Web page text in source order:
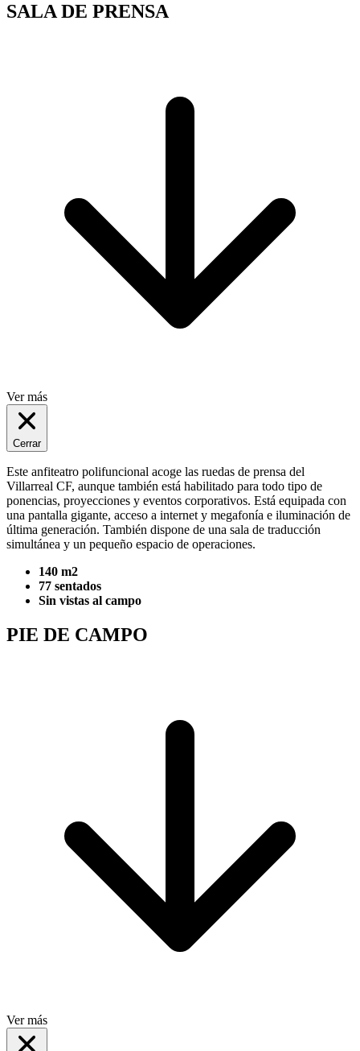
SALA DE PRENSA
Ver más
Cerrar
Este anfiteatro polifuncional acoge las ruedas de prensa del
Villarreal CF, aunque también está habilitado para todo tipo de
ponencias, proyecciones y eventos corporativos. Está equipada con
una pantalla gigante, acceso a internet y megafonía e iluminación de
última generación. También dispone de una sala de traducción
simultánea y un pequeño espacio de operaciones.
140 m2
77 sentados
Sin vistas al campo
PIE DE CAMPO
Ver más